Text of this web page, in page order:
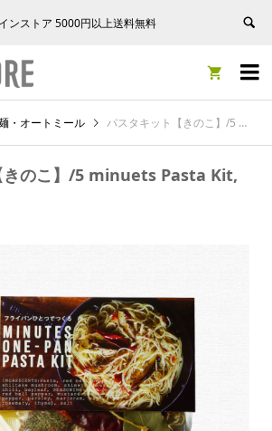
ンストア 5000円以上送料無料


・オートミール パスタキット【きのこ】/5 minuets Pasta Kit, Mushroom
きのこ】/5 minuets Pasta Kit,